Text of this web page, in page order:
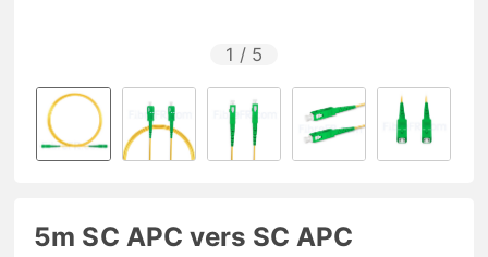
1 / 5
5m SC APC vers SC APC